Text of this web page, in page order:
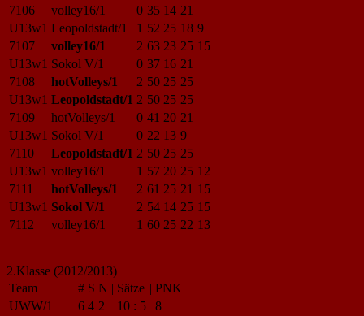
7106
volley16/1 0 35 14 21
U13w1 Leopoldstadt/1 1 52 25 18 9
7107
volley16/1 2 63 23 25 15
U13w1 Sokol V/1 0 37 16 21
7108
hotVolleys/1 2 50 25 25
U13w1 Leopoldstadt/1 2 50 25 25
7109
hotVolleys/1 0 41 20 21
U13w1 Sokol V/1 0 22 13 9
7110
Leopoldstadt/1 2 50 25 25
U13w1 volley16/1 1 57 20 25 12
7111
hotVolleys/1 2 61 25 21 15
U13w1 Sokol V/1 2 54 14 25 15
7112
volley16/1 1 60 25 22 13
2.Klasse (2012/2013)
Team
# S N | Sätze | PNK
UWW/1
6 4 2 10 : 5
8